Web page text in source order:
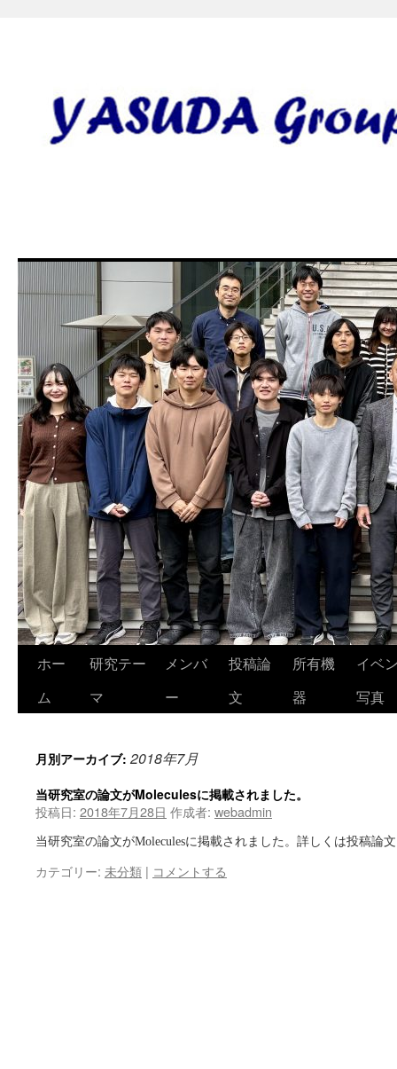
田 誠
ホー
ム
研究テー
マ
メンバ
ー
投稿論
文
所有機
器
イベ
写真
月別アーカイブ: 2018年7月
当研究室の論文がMoleculesに掲載されました。
投稿日: 2018年7月28日 作成者: webadmin
当研究室の論文がMoleculesに掲載されました。詳しくは投稿論
カテゴリー: 未分類 | コメントする